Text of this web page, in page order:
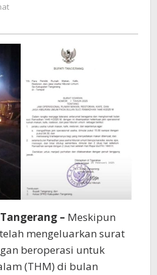
– Meskipun
mengeluarkan surat
beroperasi untuk
(THM) di bulan